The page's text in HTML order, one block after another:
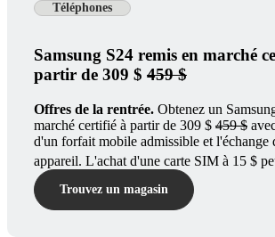
Téléphones
Samsung S24 remis en marché
partir de 309 $ 459 $
Offres de la rentrée. Obtenez un
marché certifié à partir de 309 $ 459 $
d'un forfait mobile admissible et l'échange
appareil. L'achat d'une carte SIM à 15 $
Trouvez un magasin